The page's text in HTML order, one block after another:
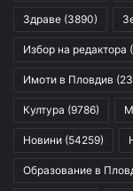
Здраве (3890)
Избор на редактора
Имоти в Пловдив
Култура (9786)
Новини (54259)
Образование в